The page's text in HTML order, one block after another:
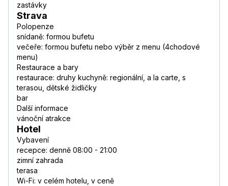
zastávky
Strava
Polopenze
snídaně: formou bufetu
večeře: formou bufetu nebo výběr z menu (4chodové
menu)
Restaurace a bary
restaurace: druhy kuchyně: regionální, a la carte, s
terasou, dětské židličky
bar
Další informace
vánoční atrakce
Hotel
Vybavení
recepce: denně 08:00 - 21:00
zimní zahrada
terasa
Wi-Fi: v celém hotelu, v ceně